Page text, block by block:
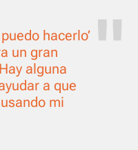
hacerlo’
un gran
alguna
a que
mi